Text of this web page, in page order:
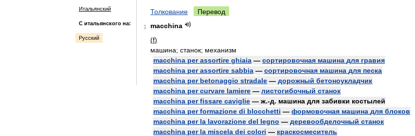
Итальянский
С итальянского на:
Русский
Толкование Перевод
1
macchina
(f)
машина; станок; механизм
macchina per assortire ghiaia — сортировочная машина для гравия
macchina per assortire sabbia — сортировочная машина для песка
macchina per betonaggio stradale — дорожный бетоноукладчик
macchina per curvare lamiere — листогибочный станок
macchina per fissare caviglie — ж.-д. машина для забивки костылей
macchina per formazione di blocchetti — формовочная машина для блоков
macchina per la lavorazione del legno — деревообделочный станок
macchina per la miscela dei colori — краскосмеситель